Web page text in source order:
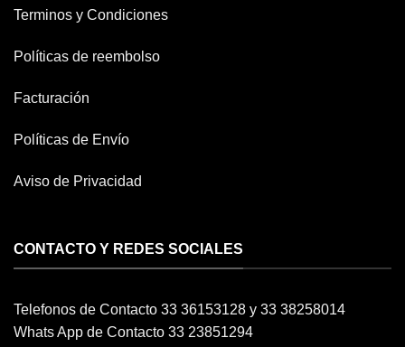
Terminos y Condiciones
Políticas de reembolso
Facturación
Políticas de Envío
Aviso de Privacidad
CONTACTO Y REDES SOCIALES
Telefonos de Contacto 33 36153128 y 33 38258014
Whats App de Contacto 33 23851294